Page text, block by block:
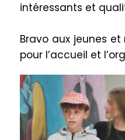
intéressants et
Bravo aux jeunes
pour l’accueil et